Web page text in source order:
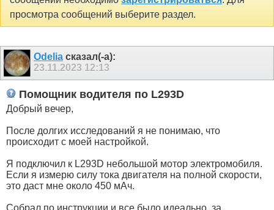
просмотра сообщений выберите раздел.
Odelia сказал(-а):
23.11.2023 12:13
Помощник водителя по L293D
Добрый вечер,
После долгих исследований я не понимаю, что
происходит с моей настройкой.
Я подключил к L293D небольшой мотор электромобиля.
Если я измерю силу тока двигателя на полной скорости,
это даст мне около 450 мАч.
Собрал по инструкции и все было идеально, за